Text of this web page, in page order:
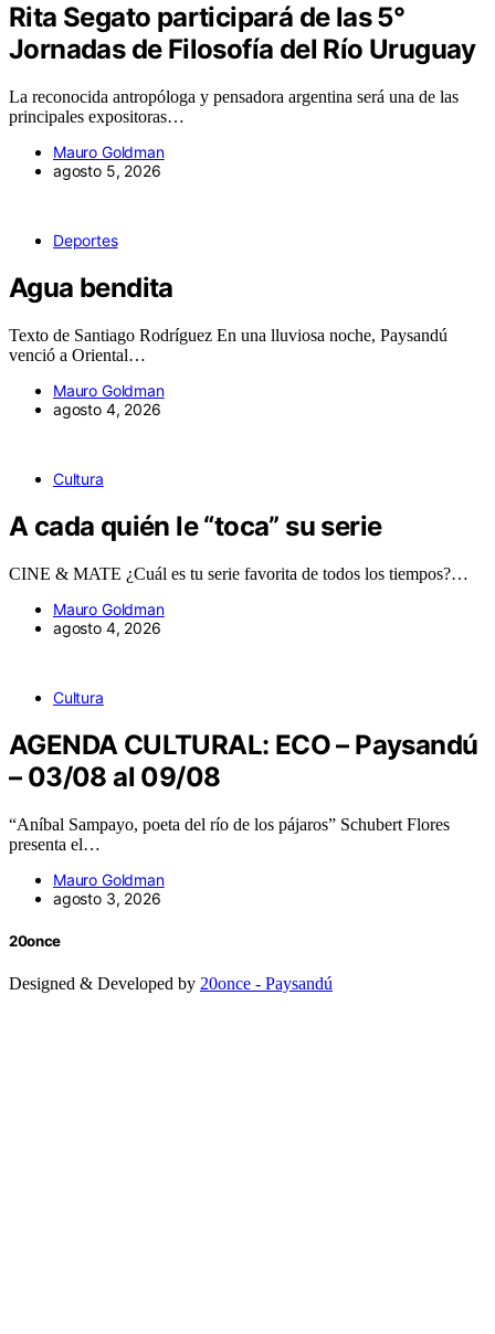
Rita Segato participará de las 5°
Jornadas de Filosofía del Río Uruguay
La reconocida antropóloga y pensadora argentina será una de las
principales expositoras…
Mauro Goldman
agosto 5, 2026
Deportes
Agua bendita
Texto de Santiago Rodríguez En una lluviosa noche, Paysandú
venció a Oriental…
Mauro Goldman
agosto 4, 2026
Cultura
A cada quién le “toca” su serie
CINE & MATE ¿Cuál es tu serie favorita de todos los tiempos?…
Mauro Goldman
agosto 4, 2026
Cultura
AGENDA CULTURAL: ECO – Paysandú
– 03/08 al 09/08
“Aníbal Sampayo, poeta del río de los pájaros” Schubert Flores
presenta el…
Mauro Goldman
agosto 3, 2026
20once
Designed & Developed by 20once - Paysandú